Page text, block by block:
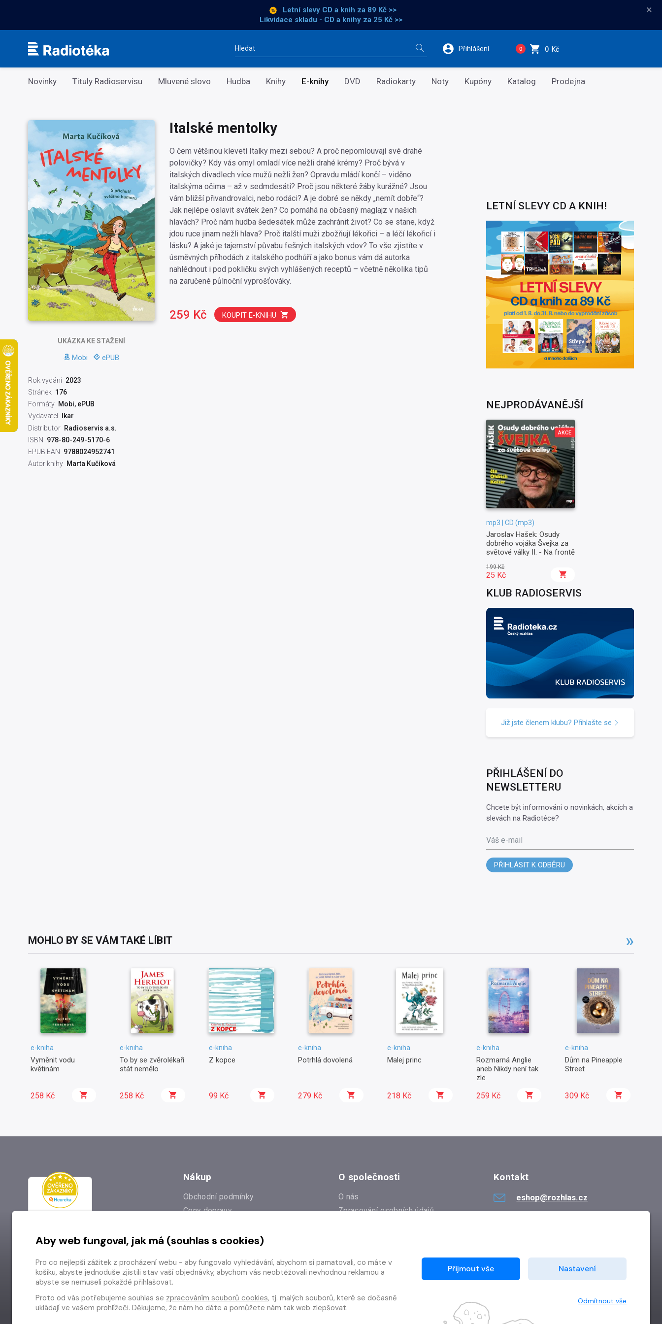
Letní slevy CD a knih za 89 Kč >>
Likvidace skladu - CD a knihy za 25 Kč >>
×
Vyhledávání Přihlášení 0 0 Kč
Kategorie
Novinky Tituly Radioservisu Mluvené slovo Hudba Knihy E-knihy DVD Radiokarty Noty Kupóny Katalog Prodejna
UKÁZKAKE STAŽENÍ
Mobi ePUB
Rok vydání 2023
Stránek 176
Formáty Mobi, ePUB
Vydavatel
Ikar
Distributor Radioservis a.s.
ISBN
978-80-249-5170-6
EPUB EAN
9788024952741
Autor knihy Marta Kučíková
Italské mentolky
O čem většinou klevetí Italky mezi sebou? A proč nepomlouvají své drahé
polovičky? Kdy vás omyl omladí více nežli drahé krémy? Proč bývá v
italských divadlech více mužů nežli žen? Opravdu mládí končí – viděno
italskýma očima – až v sedmdesáti? Proč jsou některé žáby kurážné? Jsou
vám bližší přivandrovalci, nebo rodáci? A je dobré se někdy „nemít dobře“?
Jak nejlépe oslavit svátek žen? Co pomáhá na občasný maglajz v našich
hlavách? Proč nám hudba šedesátek může zachránit život? Co se stane, když
jdou ruce jinam nežli hlava? Proč italští muži zbožňují lékořici – a léčí lékořicí i
lásku? A jaké je tajemství půvabu fešných italských vdov? To vše zjistíte v
úsměvných příhodách z italského podhůří a jako bonus vám dá autorka
nahlédnout i pod pokličku svých vyhlášených receptů – včetně několika tipů
na zaručené půlnoční vyprošťováky.
259 Kč KOUPIT E-KNIHU
LETNÍ SLEVY CD A KNIH!
NEJPRODÁVANĚJŠÍ
AKCE
mp3 | CD (mp3)
Jaroslav Hašek: Osudy
dobrého vojáka Švejka za
světové války II. - Na frontě
199 Kč
25 Kč
KLUB RADIOSERVIS
Již jste členem klubu? Přihlašte se
PŘIHLÁŠENÍ DO
NEWSLETTERU
Chcete být informováni o novinkách, akcích a
slevách na Radiotéce?
Váš e-mail
PŘIHLÁSIT K ODBĚRU
MOHLO BY SE VÁM TAKÉ LÍBIT
e-kniha
Vyměnit vodu
květinám
258 Kč
e-kniha
To by se zvěrolékaři
stát nemělo
258 Kč
e-kniha
Z kopce
99 Kč
e-kniha
Potrhlá dovolená
279 Kč
e-kniha
Malej princ
218 Kč
e-kniha
Rozmarná Anglie
aneb Nikdy není tak
zle
259 Kč
e-kniha
Dům na Pineapple
Street
309 Kč
Nákup
Obchodní podmínky
Ceny dopravy
Prodejna
Odstoupení od smlouvy
O společnosti
O nás
Zpracování osobních údajů
Kontakt
eshop@rozhlas.cz
Aby web fungoval, jak má (souhlas s cookies)
Pro co nejlepší zážitek z procházení webu - aby fungovalo vyhledávání, abychom si pamatovali, co máte v
košíku, abyste jednoduše zjistili stav vaší objednávky, abychom vás neobtěžovali nevhodnou reklamou a
abyste se nemuseli pokaždé přihlašovat.
Proto od vás potřebujeme souhlas se zpracováním souborů cookies, tj. malých souborů, které se dočasně
ukládají ve vašem prohlížeči. Děkujeme, že nám ho dáte a pomůžete nám tak web zlepšovat.
Přijmout vše Nastavení
Odmítnout vše